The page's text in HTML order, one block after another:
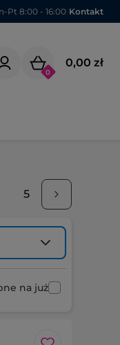
Pt 8:00 - 16:00 Kontakt
0
0,00 zł
5
na już